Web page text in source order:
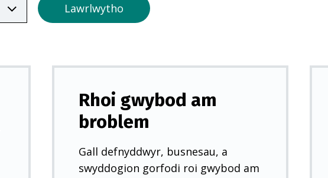
n
w
y
d
)
Lawrlwytho
Rhoi gwybod am
broblem
Gall defnyddwyr, busnesau, a
swyddogion gorfodi roi gwybod am